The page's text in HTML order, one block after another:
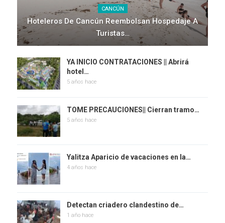
CANCÚN
Hoteleros De Cancún Reembolsan Hospedaje A
Turistas…
YA INICIO CONTRATACIONES || Abrirá
hotel…
5 años hace
TOME PRECAUCIONES|| Cierran tramo…
5 años hace
Yalitza Aparicio de vacaciones en la…
4 años hace
Detectan criadero clandestino de…
1 año hace